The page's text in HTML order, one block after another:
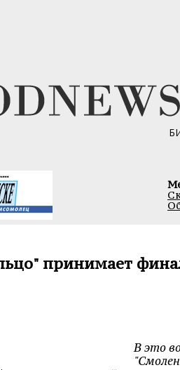
принимает
В это